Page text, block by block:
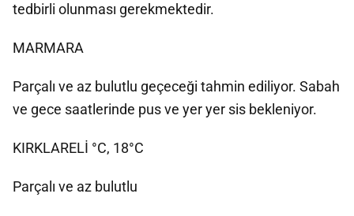
tedbirli olunması gerekmektedir.
MARMARA
Parçalı ve az bulutlu geçeceği tahmin ediliyor. Sabah
ve gece saatlerinde pus ve yer yer sis bekleniyor.
KIRKLARELİ °C, 18°C
Parçalı ve az bulutlu